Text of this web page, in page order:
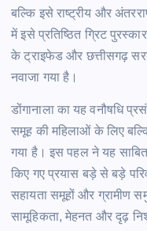
बल्कि इसे राष्ट्रीय और
में इसे प्रतिष्ठित ग्रिट
के ट्राइफेड और छत्तीसगढ़
नवाजा गया है।
डोंगानाला का यह वनौषधि
समूह की महिलाओं के लिए
गया है। इस पहल ने यह
किए गए प्रयास बड़े से बड़े
सहायता समूहों और ग्रामीण
सामूहिकता, मेहनत और दृढ़